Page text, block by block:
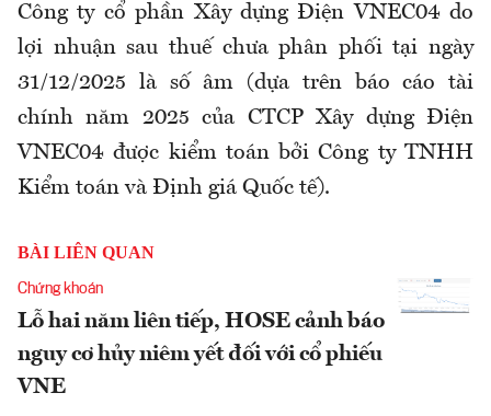
Công ty cổ phần Xây dựng Điện VNEC04 do
lợi nhuận sau thuế chưa phân phối tại ngày
31/12/2025 là số âm (dựa trên báo cáo tài
chính năm 2025 của CTCP Xây dựng Điện
VNEC04 được kiểm toán bởi Công ty TNHH
Kiểm toán và Định giá Quốc tế).
BÀI LIÊN QUAN
Chứng khoán
Lỗ hai năm liên tiếp, HOSE cảnh báo
nguy cơ hủy niêm yết đối với cổ phiếu
VNE